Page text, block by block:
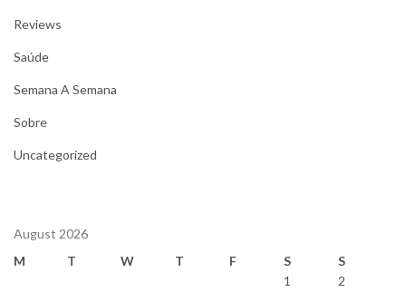
Reviews
Saúde
Semana A Semana
Sobre
Uncategorized
August 2026
M
T W T F S
S
1
2